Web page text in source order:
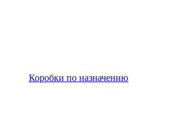
Коробки по назначению